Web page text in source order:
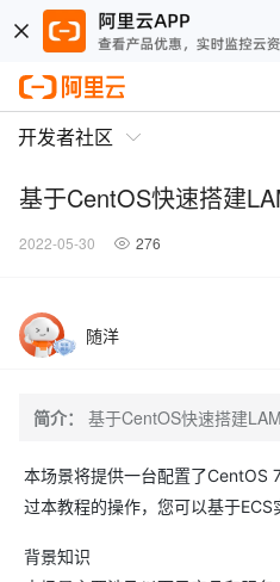
开发者社区
基于CentOS快速搭建
2022-05-30 276
随洋
简介： 基于CentOS快速搭建
本场景将提供一台配置了CentOS
过本教程的操作，您可以基于ECS
背景知识